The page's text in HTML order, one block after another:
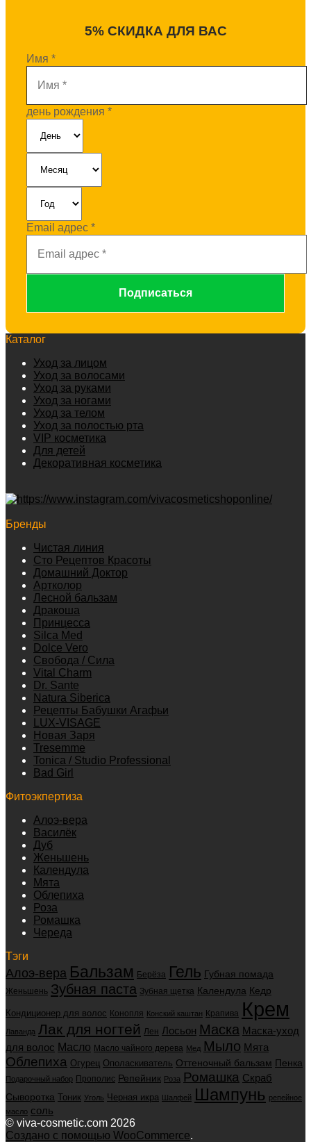
5% СКИДКА ДЛЯ ВАС
Имя *
день рождения *
Email адрес *
Каталог
Уход за лицом
Уход за волосами
Уход за руками
Уход за ногами
Уход за телом
Уход за полостью рта
VIP косметика
Для детей
Декоративная косметика
Бренды
Чистая линия
Сто Рецептов Красоты
Домашний Доктор
Артколор
Лесной бальзам
Дракоша
Принцесса
Silca Med
Dolce Vero
Свобода / Сила
Vital Charm
Dr. Sante
Natura Siberica
Рецепты Бабушки Агафьи
LUX-VISAGE
Новая Заря
Tresemme
Tonica / Studio Professional
Bad Girl
Фитоэкпертиза
Алоэ-вера
Василёк
Дуб
Женьшень
Календула
Мята
Облепиха
Роза
Ромашка
Череда
Тэги
Алоэ-вера Бальзам Берёза Гель Губная помада
Женьшень Зубная паста Зубная щетка Календула Кедр
Кондиционер для волос Конопля Конский каштан Крапива Крем
Лаванда Лак для ногтей Лен Лосьон Маска Маска-уход
для волос Масло Масло чайного дерева Мед Мыло Мята
Облепиха Огурец Ополаскиватель Оттеночный бальзам Пенка
Подарочный набор Прополис Репейник Роза Ромашка Скраб
Сыворотка Тоник Уголь Черная икра Шалфей Шампунь репейное
масло соль
© viva-cosmetic.com 2026
Создано с помощью WooCommerce.